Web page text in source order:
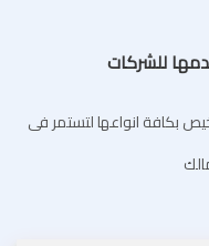
للشركات
بكافة انواعها لتستمر فى